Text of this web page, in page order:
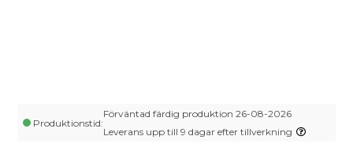
Produktionstid:
Förväntad färdig produktion 26-08-2026
Leverans upp till 9 dagar efter tillverkning